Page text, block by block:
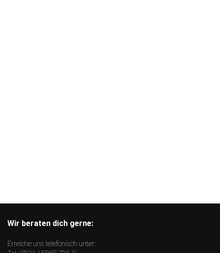
Wir beraten dich gerne:
Erreiche uns telefonisch unter: